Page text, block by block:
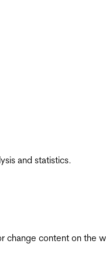
and statistics.
change content on the